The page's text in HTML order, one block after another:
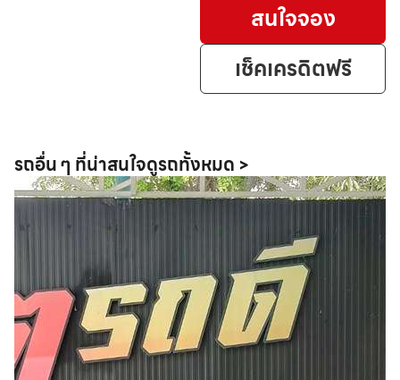
สนใจจอง
เช็คเครดิตฟรี
รถอื่น ๆ ที่น่าสนใจดูรถทั้งหมด >